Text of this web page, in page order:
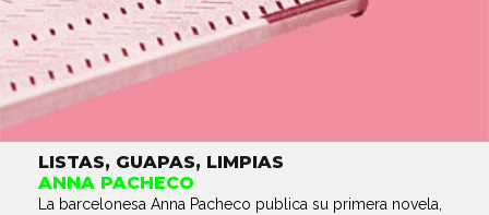
LISTAS, GUAPAS, LIMPIAS
ANNA PACHECO
La barcelonesa Anna Pacheco publica su primera novela,